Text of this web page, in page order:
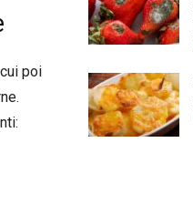
poi